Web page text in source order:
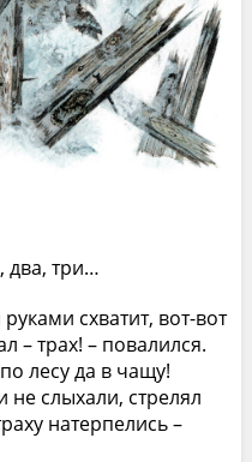
два, три…
схватит, вот-вот
– трах! – повалился.
лесу да в чащу!
не слыхали, стрелял
натерпелись –